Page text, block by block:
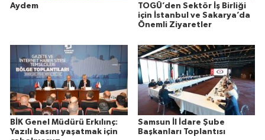
Aydem
TOGÜ’den Sektör İş Birliği
için İstanbul ve Sakarya’da
Önemli Ziyaretler
BİK Genel Müdürü Erkılınç:
Yazılı basını yaşatmak için
Samsun İl İdare Şube
Başkanları Toplantısı